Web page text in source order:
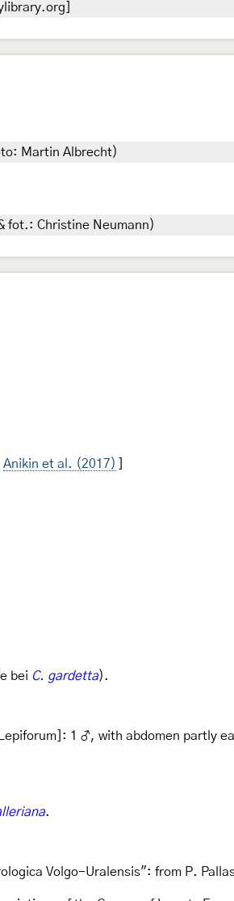
Martin Albrecht)
fot.: Christine Neumann)
Anikin et al. (2017)
bei C. gardetta).
1 ♂, with abdomen partly
.
Volgo-Uralensis": from P.